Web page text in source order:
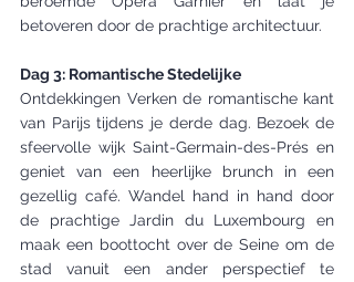
betoveren door de prachtige architectuur.
Dag 3: Romantische Stedelijke
Ontdekkingen Verken de romantische kant
van Parijs tijdens je derde dag. Bezoek de
sfeervolle wijk Saint-Germain-des-Prés en
geniet van een heerlijke brunch in een
gezellig café. Wandel hand in hand door
de prachtige Jardin du Luxembourg en
maak een boottocht over de Seine om de
stad vanuit een ander perspectief te